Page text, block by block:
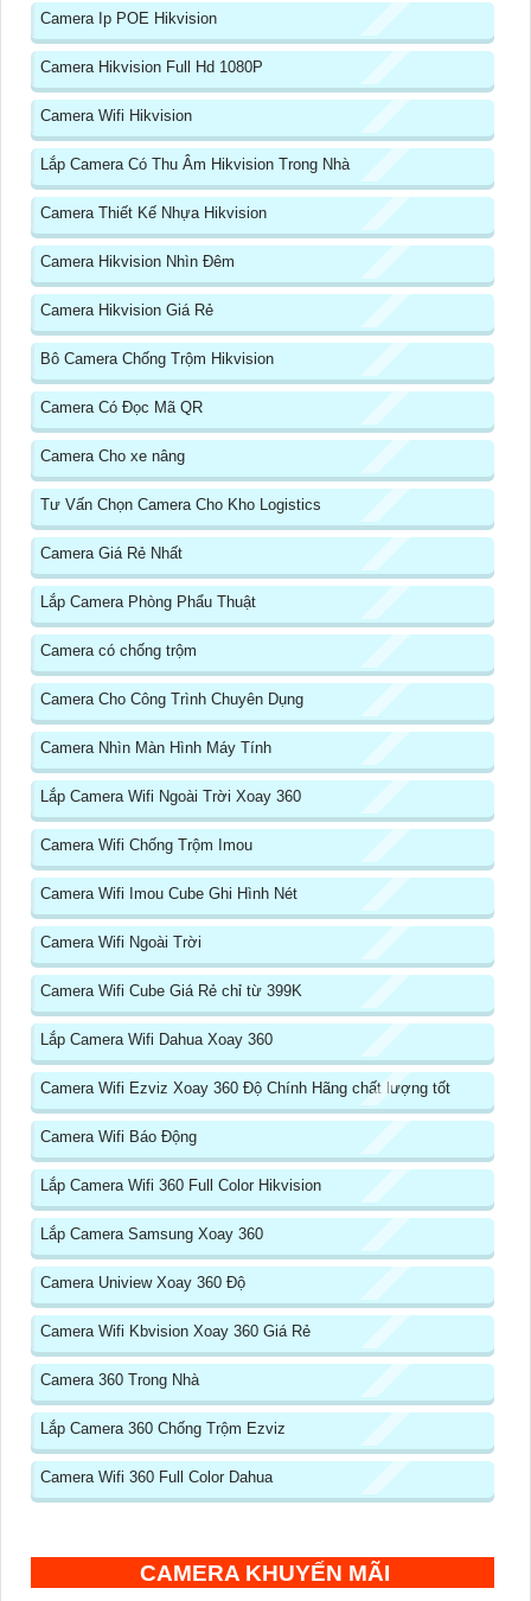
Camera Ip POE Hikvision
Camera Hikvision Full Hd 1080P
Camera Wifi Hikvision
Lắp Camera Có Thu Âm Hikvision Trong Nhà
Camera Thiết Kế Nhựa Hikvision
Camera Hikvision Nhìn Đêm
Camera Hikvision Giá Rẻ
Bô Camera Chống Trộm Hikvision
Camera Có Đọc Mã QR
Camera Cho xe nâng
Tư Vấn Chọn Camera Cho Kho Logistics
Camera Giá Rẻ Nhất
Lắp Camera Phòng Phẩu Thuật
Camera có chống trộm
Camera Cho Công Trình Chuyên Dụng
Camera Nhìn Màn Hình Máy Tính
Lắp Camera Wifi Ngoài Trời Xoay 360
Camera Wifi Chống Trộm Imou
Camera Wifi Imou Cube Ghi Hình Nét
Camera Wifi Ngoài Trời
Camera Wifi Cube Giá Rẻ chỉ từ 399K
Lắp Camera Wifi Dahua Xoay 360
Camera Wifi Ezviz Xoay 360 Độ Chính Hãng chất lượng tốt
Camera Wifi Báo Động
Lắp Camera Wifi 360 Full Color Hikvision
Lắp Camera Samsung Xoay 360
Camera Uniview Xoay 360 Độ
Camera Wifi Kbvision Xoay 360 Giá Rẻ
Camera 360 Trong Nhà
Lắp Camera 360 Chống Trộm Ezviz
Camera Wifi 360 Full Color Dahua
CAMERA KHUYẾN MÃI